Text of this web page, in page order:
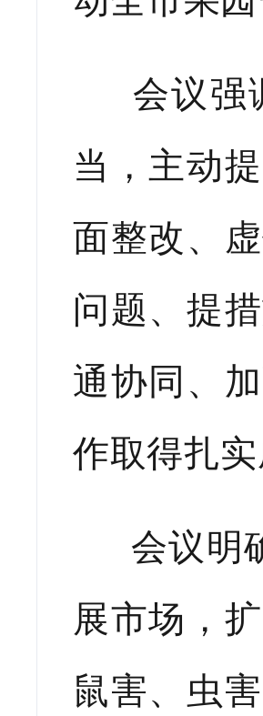
会议强
当，主动
面整改、
问题、提
通协同、
作取得扎实
会议明
展市场，
鼠害、虫